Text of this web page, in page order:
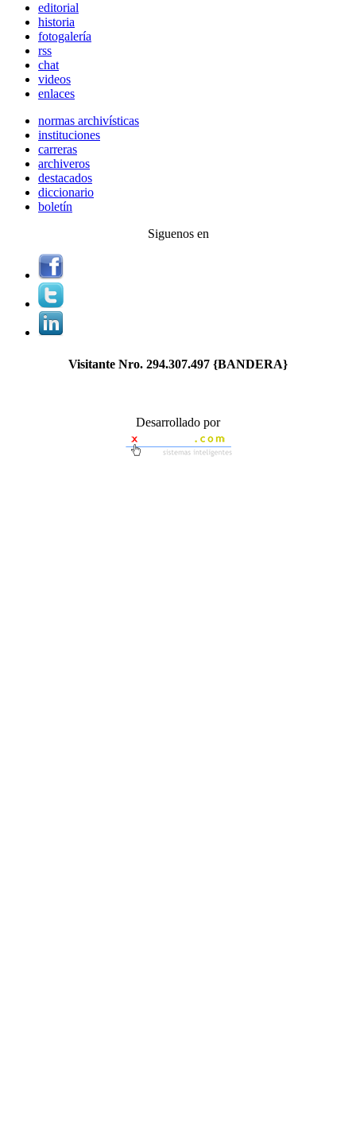
editorial
historia
fotogalería
rss
chat
videos
enlaces
normas archivísticas
instituciones
carreras
archiveros
destacados
diccionario
boletín
Siguenos en
Visitante Nro. 294.307.497 {BANDERA}
Desarrollado por